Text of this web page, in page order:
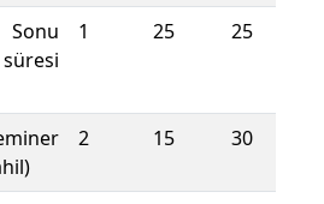
1 25 25
2 15 30